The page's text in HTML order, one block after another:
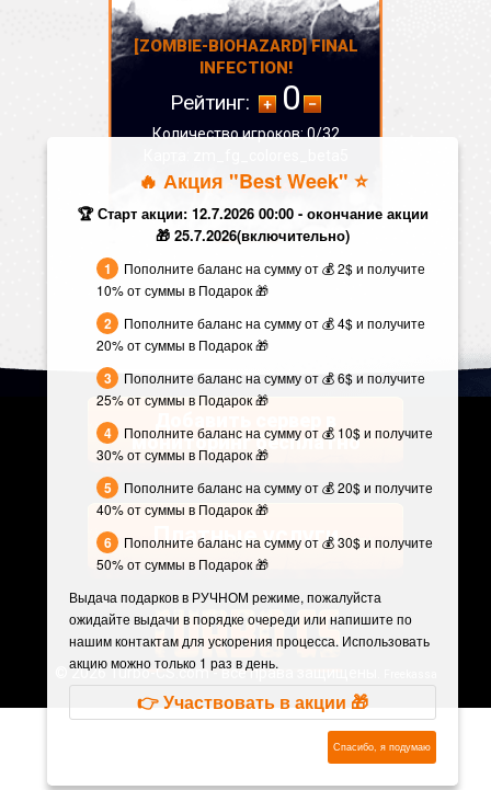
[ZOMBIE-BIOHAZARD] FINAL
INFECTION!
Рейтинг: 0
Количество игроков: 0/32
СТАТУС: ОФФЛАЙН
мониторинг бесплатно
Платные услуги
©2026 Turbo-CS.com - все права защищены.
🔥 Акция "Best Week" ⭐️
🏆 Старт акции: 12.7.2026 00:00 - окончание акции
🎁 25.7.2026(включительно)
Пополните баланс на сумму от 💰 2$ и получите
10% от суммы в Подарок 🎁
Пополните баланс на сумму от 💰 4$ и получите
20% от суммы в Подарок 🎁
Пополните баланс на сумму от 💰 6$ и получите
25% от суммы в Подарок 🎁
Пополните баланс на сумму от 💰 10$ и получите
30% от суммы в Подарок 🎁
Пополните баланс на сумму от 💰 20$ и получите
40% от суммы в Подарок 🎁
Пополните баланс на сумму от 💰 30$ и получите
50% от суммы в Подарок 🎁
Выдача подарков в РУЧНОМ режиме, пожалуйста
ожидайте выдачи в порядке очереди или напишите по
нашим контактам для ускорения процесса. Использовать
акцию можно только 1 раз в день.
👉 Участвовать в акции 🎁
Спасибо, я подумаю